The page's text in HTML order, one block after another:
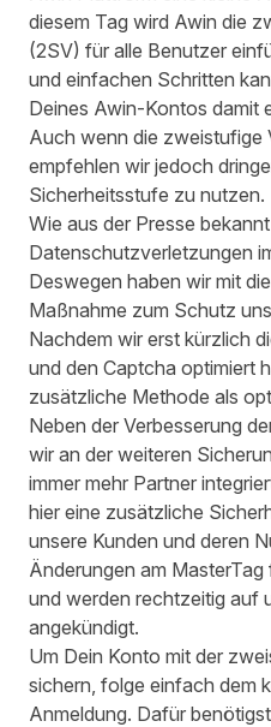
diesem Tag wird Awin die
(2SV) für alle Benutzer
und einfachen Schritten
Deines Awin-Kontos damit
Auch wenn die zweistufige
empfehlen wir jedoch
Sicherheitsstufe zu nutzen.
Wie aus der Presse
Datenschutzverletzungen
Deswegen haben wir mit
Maßnahme zum Schutz
Nachdem wir erst kürzlich
und den Captcha optimiert
zusätzliche Methode als
Neben der Verbesserung
wir an der weiteren
immer mehr Partner
hier eine zusätzliche
unsere Kunden und deren
Änderungen am
und werden rechtzeitig auf
angekündigt.
Um Dein Konto mit der
sichern, folge einfach dem
Anmeldung. Dafür